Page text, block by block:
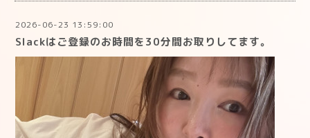
2026-06-23 13:59:00
Slackはご登録のお時間を30分間お取りしてます。